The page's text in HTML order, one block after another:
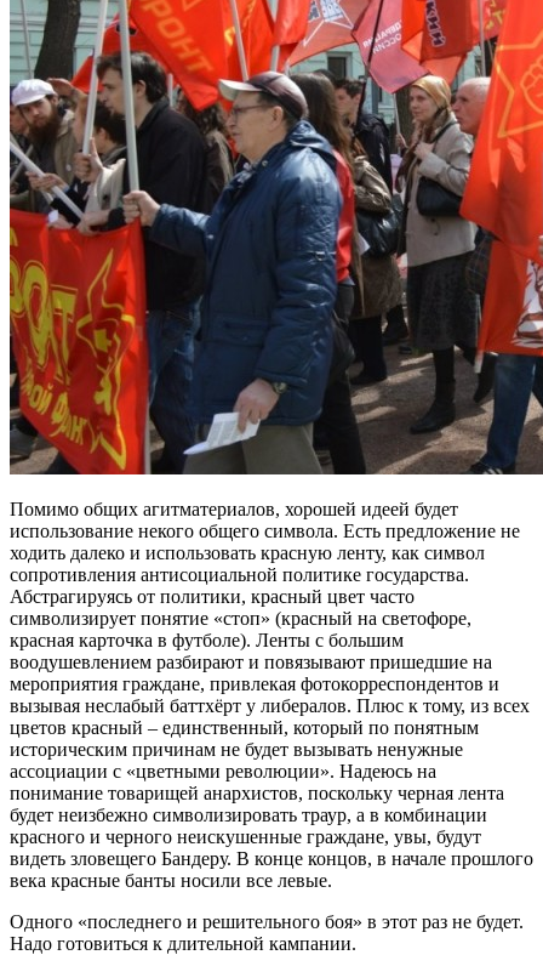
Помимо общих агитматериалов, хорошей идеей будет
использование некого общего символа. Есть предложение не
ходить далеко и использовать красную ленту, как символ
сопротивления антисоциальной политике государства.
Абстрагируясь от политики, красный цвет часто
символизирует понятие «стоп» (красный на светофоре,
красная карточка в футболе). Ленты с большим
воодушевлением разбирают и повязывают пришедшие на
мероприятия граждане, привлекая фотокорреспондентов и
вызывая неслабый баттхёрт у либералов. Плюс к тому, из всех
цветов красный – единственный, который по понятным
историческим причинам не будет вызывать ненужные
ассоциации с «цветными революции». Надеюсь на
понимание товарищей анархистов, поскольку черная лента
будет неизбежно символизировать траур, а в комбинации
красного и черного неискушенные граждане, увы, будут
видеть зловещего Бандеру. В конце концов, в начале прошлого
века красные банты носили все левые.
Одного «последнего и решительного боя» в этот раз не будет.
Надо готовиться к длительной кампании.